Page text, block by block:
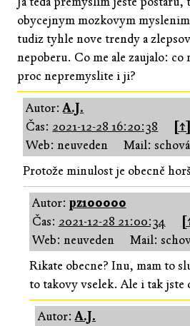
obycejnym mozkovym
tudiz tyhle nove trendy a
nepoberu. Co me ale zaujalo:
proc nepremyslite i ji?
Autor:A.J.
Čas: 2021-12-28 16:20:38
[↑]
Web: neuveden
Mail:
Protože minulost je obecně
Autor: pz100000
Čas: 2021-12-28 21:00:34
Web: neuveden
Mail:
Rikate obecne? Inu, mam to
to takovy vselek. Ale i tak jste
Autor:A.J.